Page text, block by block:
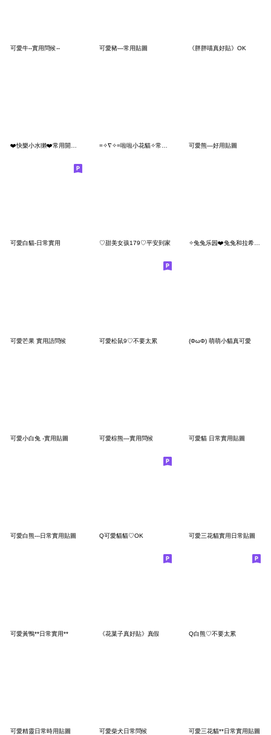
可愛牛--實用問候-- 可愛豬—常用貼圖 《胖胖喵真好貼》OK
可愛熊—好用貼圖
可愛白貓-日常實用 ♡甜美女孩179♡平安到家 ✧兔兔乐园❤️兔兔和拉希❤️日常用语❤️
可愛芒果 實用語問候 可愛松鼠9♡不要太累 (ΦωΦ) 萌萌小貓真可愛
可愛小白兔 -實用貼圖 可愛棕熊—實用問候 可愛貓 日常實用貼圖
可愛白熊---日常實用貼圖 Q可愛貓貓♡OK 可愛三花貓實用日常貼圖
可愛黃鴨**日常實用** 《花菓子真好貼》真假 Q白熊♡不要太累
可愛精靈日常時用貼圖 可愛柴犬日常問候 可愛三花貓**日常實用貼圖